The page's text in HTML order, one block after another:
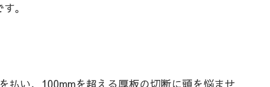
。
払い、100mmを超える厚板の切断に頭を悩ませ